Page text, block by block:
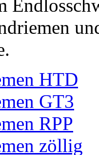
HTD
GT3
RPP
zöllig